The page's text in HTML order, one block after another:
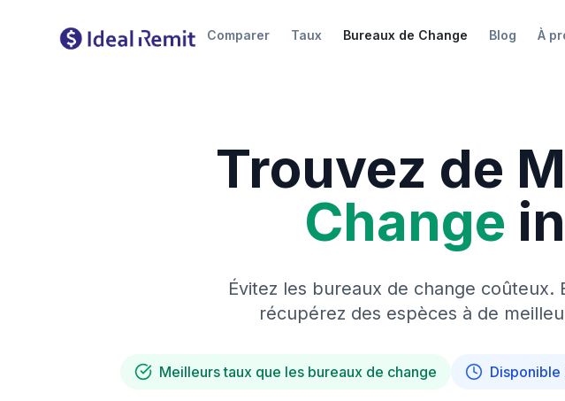
Comparer Taux Bureaux de Change Blog À
Trouvez de
Change in
Évitez les bureaux de change
récupérez des espèces à de
Meilleurs taux que les bureaux de change